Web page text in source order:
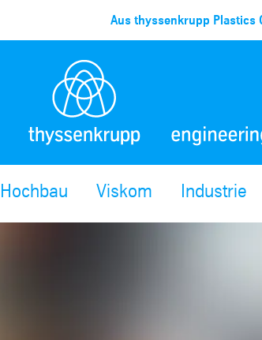
Aus thyssenkrupp Plastics
Hochbau Viskom Industrie